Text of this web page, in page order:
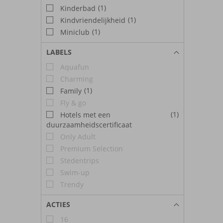
Kinderbad (1)
Kindvriendelijkheid (1)
Miniclub (1)
LABELS
Aquafun
Charming
Family (1)
Fly & go
Hotels met een
duurzaamheidscertificaat
(1)
Only Adult
Premium Selection
Stedentrips
Swim-up
Trendy
ACTIES
16